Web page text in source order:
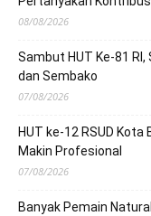
08/08/2026
Sambut HUT Ke-81
dan Sembako
07/08/2026
HUT ke-12 RSUD
Makin Profesional
07/08/2026
Banyak Pemain